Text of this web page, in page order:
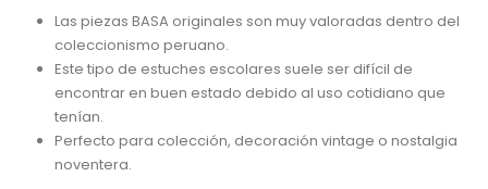
Las piezas BASA originales son muy valoradas dentro del
coleccionismo peruano.
Este tipo de estuches escolares suele ser difícil de
encontrar en buen estado debido al uso cotidiano que
tenían.
Perfecto para colección, decoración vintage o nostalgia
noventera.